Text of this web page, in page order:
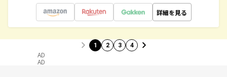
詳細を見る
1 2 3 4
AD
AD